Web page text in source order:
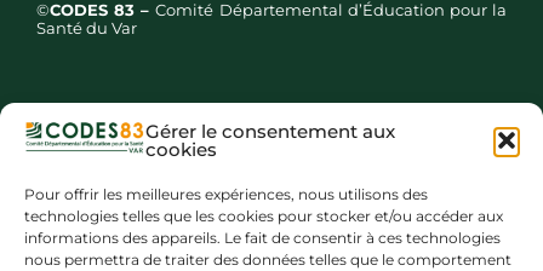
Gérer le consentement aux
cookies
Pour offrir les meilleures expériences, nous utilisons des
technologies telles que les cookies pour stocker et/ou accéder aux
informations des appareils. Le fait de consentir à ces technologies
nous permettra de traiter des données telles que le comportement
©CODES 83 –Comité Départemental d’Éducation pour la
Santé du Var
Inscription newsletters